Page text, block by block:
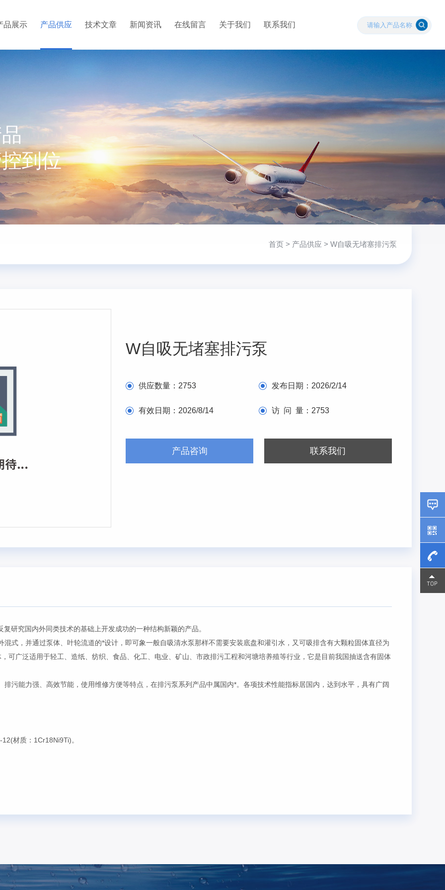
品展示 产品供应 技术文章 新闻资讯 在线留言 关于我们 联系我们
到位
首页> 产品供应 > W自吸无堵塞排污泵
W自吸无堵塞排污泵
供应数量： 2753 发布日期： 2026/2/14
有效日期： 2026/8/14 访 问 量： 2753
产品咨询 联系我们
复研究国内外同类技术的基础上开发成功的一种结构新颖的产品。
，并通过泵体、叶轮流道的*设计，即可象一般自吸清水泵那样不需要安装底盘和灌引水，又可吸排含有大颗粒固体直径为
可广泛适用于轻工、造纸、纺织、食品、化工、电业、矿山、市政排污工程和河塘培养殖等行业，它是目前我国抽送含有固体
污能力强、高效节能，使用维修方便等特点，在排污泵系列产品中属国内*。各项技术性能指标居国内，达到水平，具有广阔
材质：1Cr18Ni9Ti)。